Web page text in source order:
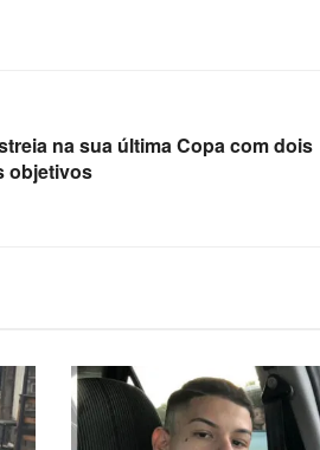
na sua última Copa com dois
objetivos